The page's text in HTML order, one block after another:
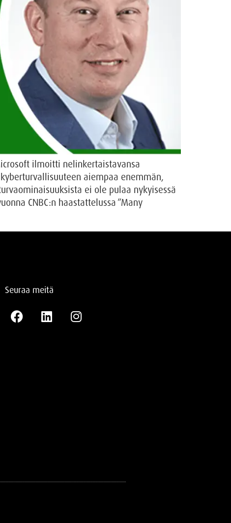
ilmoitti nelinkertaistavansa
aiempaa enemmän,
ei ole pulaa nykyisessä
CNBC:n haastattelussa ”Many
Seuraa meitä